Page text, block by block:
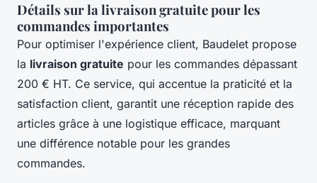
Détails sur la livraison gratuite pour les
commandes importantes
Pour optimiser l'expérience client, Baudelet propose
la livraison gratuite pour les commandes dépassant
200 € HT. Ce service, qui accentue la praticité et la
satisfaction client, garantit une réception rapide des
articles grâce à une logistique efficace, marquant
une différence notable pour les grandes
commandes.